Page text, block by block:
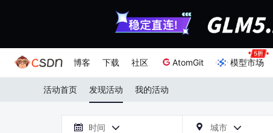
博客 下载 社区 AtomGit 模型市场
活动首页 发现活动 我的活动
 时间   城市 